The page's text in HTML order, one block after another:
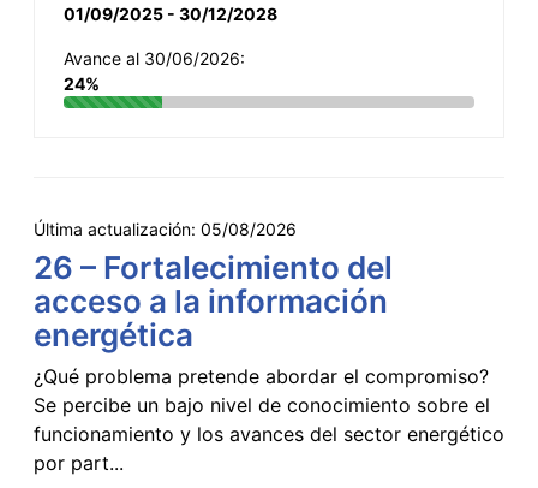
01/09/2025 - 30/12/2028
Avance al 30/06/2026:
24%
Última actualización: 05/08/2026
26 – Fortalecimiento del
acceso a la información
energética
¿Qué problema pretende abordar el compromiso?
Se percibe un bajo nivel de conocimiento sobre el
funcionamiento y los avances del sector energético
por part...